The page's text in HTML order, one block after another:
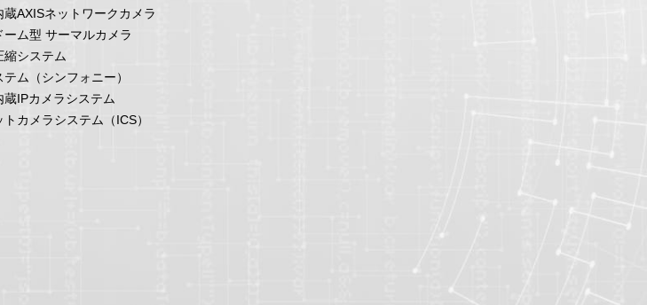
蔵AXISネットワークカメラ
ーム型 サーマルカメラ
縮システム
テム （シンフォニー）
蔵IPカメラシステム
ト カメラシステム （ICS）